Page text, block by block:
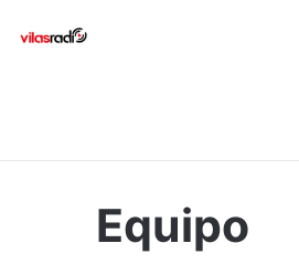
Equipo